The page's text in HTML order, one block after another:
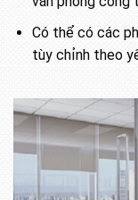
Có thể có các
tùy chỉnh theo